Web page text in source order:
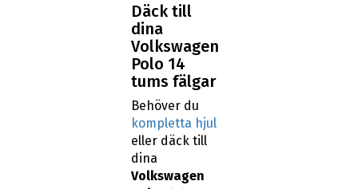
Däck till
dina
Volkswagen
Polo 14
tums fälgar
Behöver du
kompletta hjul
eller däck till
dina
Volkswagen